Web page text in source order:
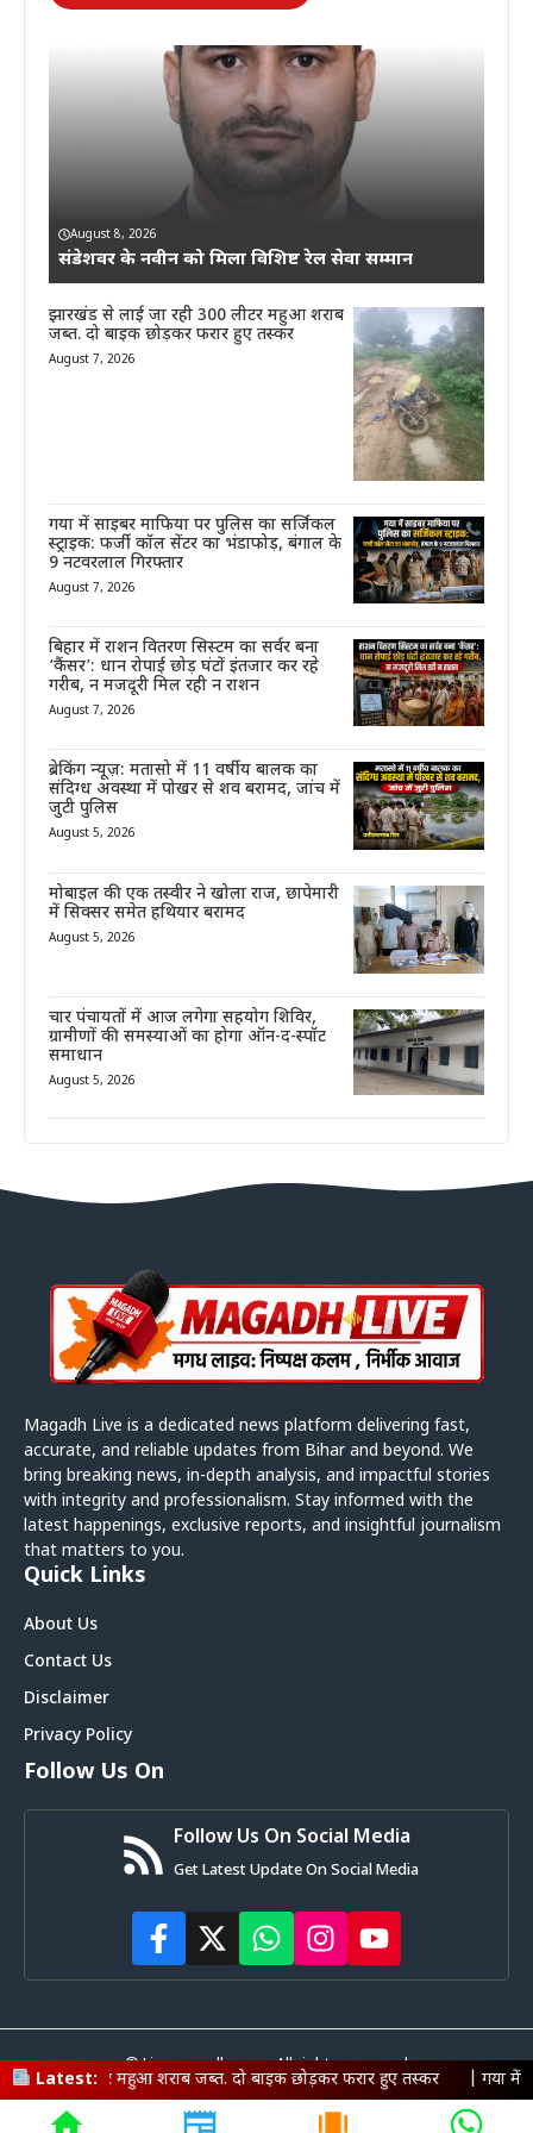
August 8, 2026
संडेशवर के नवीन को मिला विशिष्ट रेल सेवा सम्मान
झारखंड से लाई जा रही 300 लीटर महुआ शराब
जब्त. दो बाइक छोड़कर फरार हुए तस्कर
August 7, 2026
गया में साइबर माफिया पर पुलिस का सर्जिकल
स्ट्राइक: फर्जी कॉल सेंटर का भंडाफोड़, बंगाल के
9 नटवरलाल गिरफ्तार
August 7, 2026
बिहार में राशन वितरण सिस्टम का सर्वर बना
‘कैंसर’: धान रोपाई छोड़ घंटों इंतजार कर रहे
गरीब, न मजदूरी मिल रही न राशन
August 7, 2026
ब्रेकिंग न्यूज़: मतासो में 11 वर्षीय बालक का
संदिग्ध अवस्था में पोखर से शव बरामद, जांच में
जुटी पुलिस
August 5, 2026
मोबाइल की एक तस्वीर ने खोला राज, छापेमारी
में सिक्सर समेत हथियार बरामद
August 5, 2026
चार पंचायतों में आज लगेगा सहयोग शिविर,
ग्रामीणों की समस्याओं का होगा ऑन-द-स्पॉट
समाधान
August 5, 2026
Latest:
शराब जब्त. दो बाइक छोड़कर फरार हुए तस्कर |गया में साइबर माफिया
Magadh Live is a dedicated news platform delivering fast,
accurate, and reliable updates from Bihar and beyond. We
bring breaking news, in-depth analysis, and impactful stories
with integrity and professionalism. Stay informed with the
latest happenings, exclusive reports, and insightful journalism
that matters to you.
Quick Links
About Us
Contact Us
Disclaimer
Privacy Policy
Follow Us On
Follow Us On Social Media
Get Latest Update On Social Media
© Livemagadh.com • All rights reserved